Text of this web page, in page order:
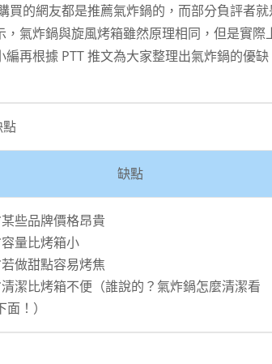
買的網友都是推薦氣炸鍋的，而部分負評者就
氣炸鍋與旋風烤箱雖然原理相同，但是實際
再根據 PTT 推文為大家整理出氣炸鍋的優缺
缺點
些品牌價格昂貴
量比烤箱小
做甜點容易烤焦
潔比烤箱不便（誰說的？氣炸鍋怎麼清潔看
面！）